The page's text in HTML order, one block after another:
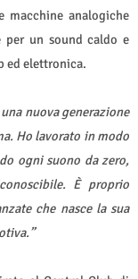
macchine analogiche
un sound caldo e
ed elettronica.
nuova generazione
Ho lavorato in modo
ogni suono da zero,
È proprio
che nasce la sua